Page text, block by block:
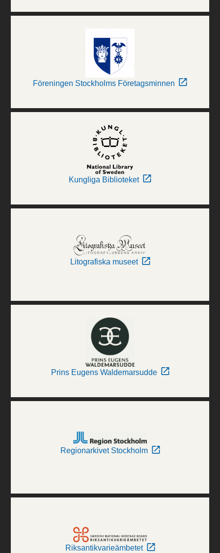
Föreningen Stockholms Företagsminnen
Kungliga Biblioteket
Litografiska museet
Prins Eugens Waldemarsudde
Regionarkivet Stockholm
Riksantikvarieämbetet